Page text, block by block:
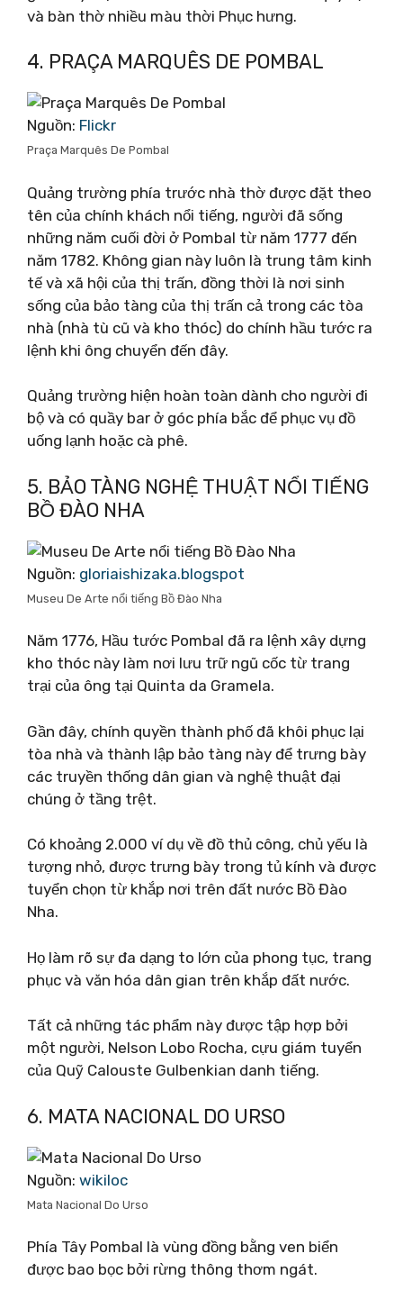
và bàn thờ nhiều màu thời Phục hưng.
4. PRAÇA MARQUÊS DE POMBAL
Nguồn: Flickr
Praça Marquês De Pombal
Quảng trường phía trước nhà thờ được đặt theo
tên của chính khách nổi tiếng, người đã sống
những năm cuối đời ở Pombal từ năm 1777 đến
năm 1782. Không gian này luôn là trung tâm kinh
tế và xã hội của thị trấn, đồng thời là nơi sinh
sống của bảo tàng của thị trấn cả trong các tòa
nhà (nhà tù cũ và kho thóc) do chính hầu tước ra
lệnh khi ông chuyển đến đây.
Quảng trường hiện hoàn toàn dành cho người đi
bộ và có quầy bar ở góc phía bắc để phục vụ đồ
uống lạnh hoặc cà phê.
5. BẢO TÀNG NGHỆ THUẬT NỔI TIẾNG
BỒ ĐÀO NHA
Nguồn: gloriaishizaka.blogspot
Museu De Arte nổi tiếng Bồ Đào Nha
Năm 1776, Hầu tước Pombal đã ra lệnh xây dựng
kho thóc này làm nơi lưu trữ ngũ cốc từ trang
trại của ông tại Quinta da Gramela.
Gần đây, chính quyền thành phố đã khôi phục lại
tòa nhà và thành lập bảo tàng này để trưng bày
các truyền thống dân gian và nghệ thuật đại
chúng ở tầng trệt.
Có khoảng 2.000 ví dụ về đồ thủ công, chủ yếu là
tượng nhỏ, được trưng bày trong tủ kính và được
tuyển chọn từ khắp nơi trên đất nước Bồ Đào
Nha.
Họ làm rõ sự đa dạng to lớn của phong tục, trang
phục và văn hóa dân gian trên khắp đất nước.
Tất cả những tác phẩm này được tập hợp bởi
một người, Nelson Lobo Rocha, cựu giám tuyển
của Quỹ Calouste Gulbenkian danh tiếng.
6. MATA NACIONAL DO URSO
Nguồn: wikiloc
Mata Nacional Do Urso
Phía Tây Pombal là vùng đồng bằng ven biển
được bao bọc bởi rừng thông thơm ngát.